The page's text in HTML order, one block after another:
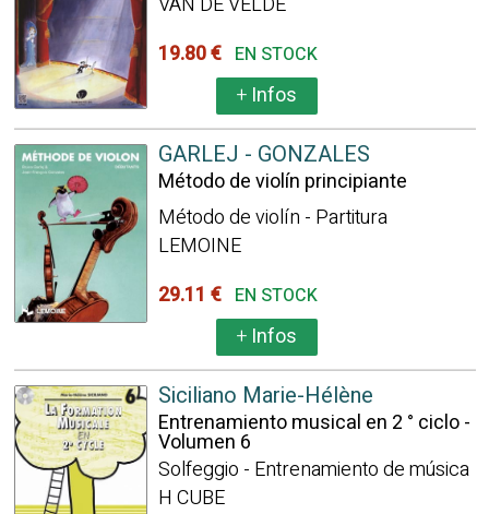
19.80 € EN STOCK
+Infos
GARLEJ - GONZALES
Método de violín principiante
Método de violín - Partitura
LEMOINE
29.11 € EN STOCK
+Infos
Siciliano Marie-Hélène
Entrenamiento musical en 2 ° ciclo -
Volumen 6
Solfeggio - Entrenamiento de música
H CUBE